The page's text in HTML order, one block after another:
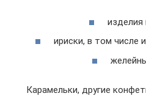
изделия
ириски, в том числе
Карамельки, другие